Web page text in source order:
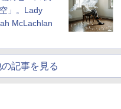
」。Lady
McLachlan
記事を見る